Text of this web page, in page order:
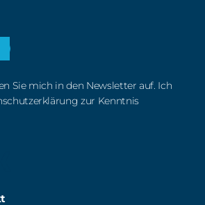
Sie mich in den Newsletter auf. Ich
zur Kenntnis